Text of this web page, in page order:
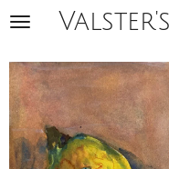
Ga
naar
de
hoofdinhoud